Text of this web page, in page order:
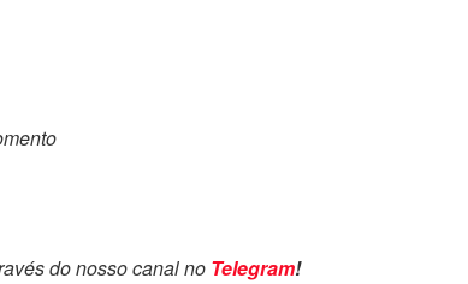
do nosso canal no Telegram!